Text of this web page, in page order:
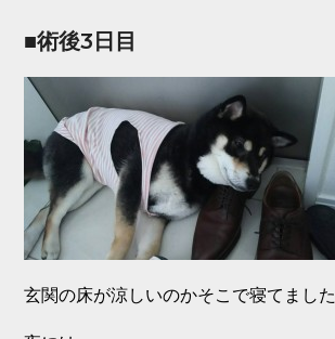
■術後3日目
玄関の床が涼しいのかそこで寝てました